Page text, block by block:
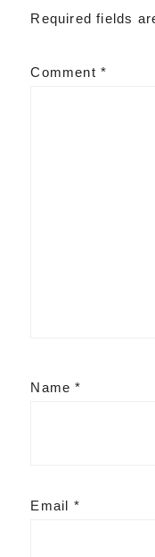
Required fields
Comment *
Name*
Email *